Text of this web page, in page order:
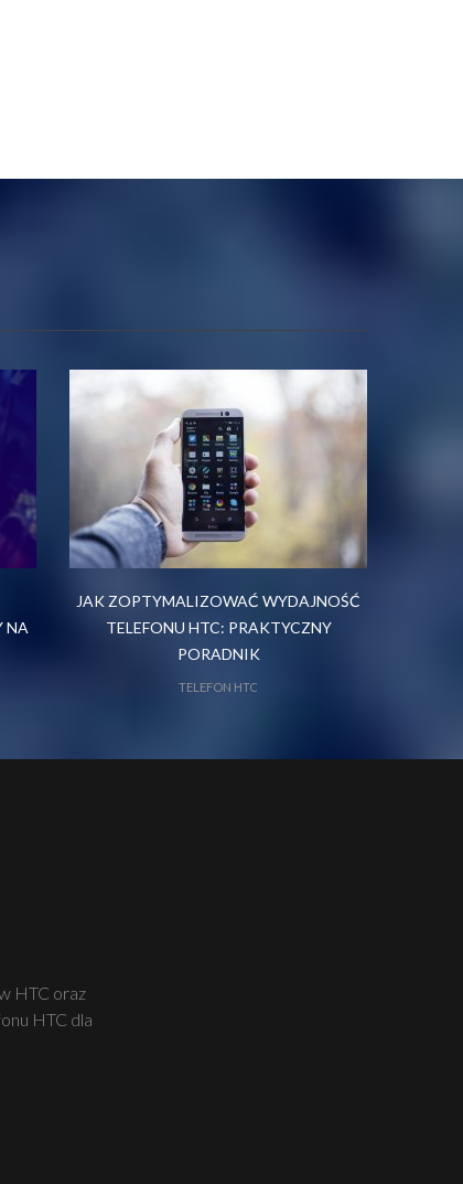
NA
JAK ZOPTYMALIZOWAĆ WYDAJNOŚĆ
TELEFONU HTC: PRAKTYCZNY
PORADNIK
TELEFON HTC
HTC oraz
HTC dla